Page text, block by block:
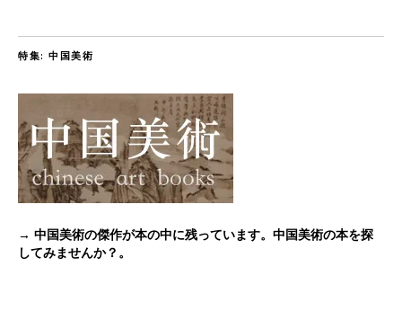
特集: 中国美術
→ 中国美術の傑作が本の中に残っています。中国美術の本を探
してみませんか？。